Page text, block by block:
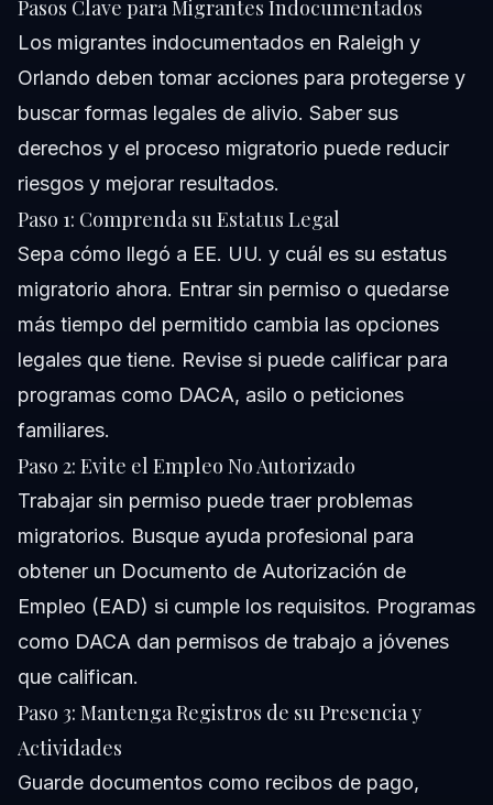
Pasos Clave para Migrantes Indocumentados
Los migrantes indocumentados en Raleigh y
Orlando deben tomar acciones para protegerse y
buscar formas legales de alivio. Saber sus
derechos y el proceso migratorio puede reducir
riesgos y mejorar resultados.
Paso 1: Comprenda su Estatus Legal
Sepa cómo llegó a EE. UU. y cuál es su estatus
migratorio ahora. Entrar sin permiso o quedarse
más tiempo del permitido cambia las opciones
legales que tiene. Revise si puede calificar para
programas como DACA, asilo o peticiones
familiares.
Paso 2: Evite el Empleo No Autorizado
Trabajar sin permiso puede traer problemas
migratorios. Busque ayuda profesional para
obtener un Documento de Autorización de
Empleo (EAD) si cumple los requisitos. Programas
como DACA dan permisos de trabajo a jóvenes
que califican.
Paso 3: Mantenga Registros de su Presencia y
Actividades
Guarde documentos como recibos de pago,